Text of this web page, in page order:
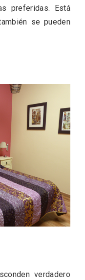
preferidas. Está
se pueden
verdadero
turístico